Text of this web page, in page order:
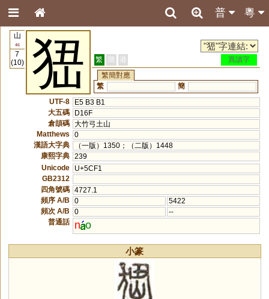
粵
普
山
46
7
(10)
峱 繁 簡 港
異讀字
繁簡對應
繁
簡
UTF-8
E5 B3 B1
大五碼
D16F
倉頡碼 大竹弓土山
Matthews
0
漢語大字典
（一版）1350；（二版）1448
康熙字典 239
Unicode
U+5CF1
GB2312
四角號碼 4727.1
頻序 A/B
0
5422
頻次 A/B
0
--
普通話
n o
小篆